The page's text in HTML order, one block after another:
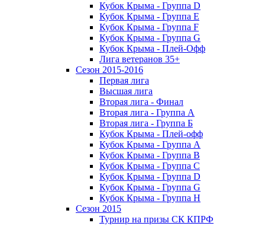
Кубок Крыма - Группа D
Кубок Крыма - Группа E
Кубок Крыма - Группа F
Кубок Крыма - Группа G
Кубок Крыма - Плей-Офф
Лига ветеранов 35+
Сезон 2015-2016
Первая лига
Высшая лига
Вторая лига - Финал
Вторая лига - Группа А
Вторая лига - Группа Б
Кубок Крыма - Плей-офф
Кубок Крыма - Группа A
Кубок Крыма - Группа B
Кубок Крыма - Группа C
Кубок Крыма - Группа D
Кубок Крыма - Группа G
Кубок Крыма - Группа H
Сезон 2015
Турнир на призы СК КПРФ